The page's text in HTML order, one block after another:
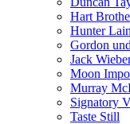
Hart
Hunter
Gordon
Jack
Moon
Murray
Signatory
Taste Still